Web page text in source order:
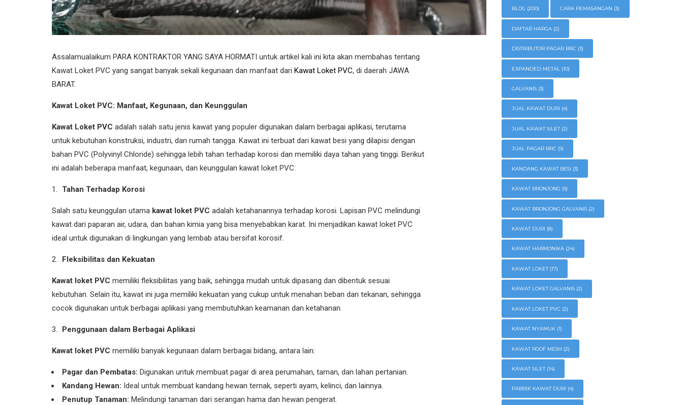
Assalamualaikum PARA KONTRAKTOR YANG SAYA HORMATI untuk artikel kali ini kita akan membahas tentang
Kawat Loket PVC yang sangat banyak sekali kegunaan dan manfaat dari Kawat Loket PVC, di daerah JAWA
BARAT.
Kawat Loket PVC: Manfaat, Kegunaan, dan Keunggulan
Kawat Loket PVC adalah salah satu jenis kawat yang populer digunakan dalam berbagai aplikasi, terutama
untuk kebutuhan konstruksi, industri, dan rumah tangga. Kawat ini terbuat dari kawat besi yang dilapisi dengan
bahan PVC (Polyvinyl Chloride) sehingga lebih tahan terhadap korosi dan memiliki daya tahan yang tinggi. Berikut
ini adalah beberapa manfaat, kegunaan, dan keunggulan kawat loket PVC:
Tahan Terhadap Korosi
Salah satu keunggulan utama kawat loket PVC adalah ketahanannya terhadap korosi. Lapisan PVC melindungi
kawat dari paparan air, udara, dan bahan kimia yang bisa menyebabkan karat. Ini menjadikan kawat loket PVC
ideal untuk digunakan di lingkungan yang lembab atau bersifat korosif.
Fleksibilitas dan Kekuatan
Kawat loket PVC memiliki fleksibilitas yang baik, sehingga mudah untuk dipasang dan dibentuk sesuai
kebutuhan. Selain itu, kawat ini juga memiliki kekuatan yang cukup untuk menahan beban dan tekanan, sehingga
cocok digunakan untuk berbagai aplikasi yang membutuhkan keamanan dan ketahanan.
Penggunaan dalam Berbagai Aplikasi
Kawat loket PVC memiliki banyak kegunaan dalam berbagai bidang, antara lain:
Pagar dan Pembatas: Digunakan untuk membuat pagar di area perumahan, taman, dan lahan pertanian.
Kandang Hewan: Ideal untuk membuat kandang hewan ternak, seperti ayam, kelinci, dan lainnya.
Penutup Tanaman: Melindungi tanaman dari serangan hama dan hewan pengerat.
BLOG (200) CARA PEMASANGAN (3)
DAFTAR HARGA(2)
DISTRIBUTOR PAGAR BRC (3)
EXPANDED METAL (10)
GALVANIS(3)
JUAL KAWAT DURI (4)
JUAL KAWAT SILET(2)
JUAL PAGAR BRC (9)
KANDANG KAWAT BESI (3)
KAWAT BRONJONG (9)
KAWAT BRONJONG GALVANIS(2)
KAWAT DURI (8)
KAWAT HARMONIKA(24)
KAWAT LOKET(17)
KAWAT LOKET GALVANIS(2)
KAWAT LOKET PVC (2)
KAWAT NYAMUK(1)
KAWAT ROOF MESH (2)
KAWAT SILET(14)
PABRIK KAWAT DURI (4)